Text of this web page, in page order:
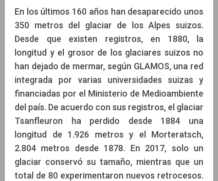
En los últimos 160 años han desaparecido unos
350 metros del glaciar de los Alpes suizos.
Desde que existen registros, en 1880, la
longitud y el grosor de los glaciares suizos no
han dejado de mermar, según GLAMOS, una red
integrada por varias universidades suizas y
financiadas por el Ministerio de Medioambiente
del país. De acuerdo con sus registros, el glaciar
Tsanfleuron ha perdido desde 1884 una
longitud de 1.926 metros y el Morteratsch,
2.804 metros desde 1878. En 2017, solo un
glaciar conservó su tamaño, mientras que un
total de 80 experimentaron nuevos retrocesos.